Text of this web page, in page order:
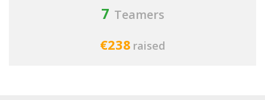
7 Teamers
€238 raised